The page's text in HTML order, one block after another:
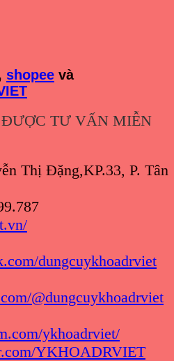
shopee và
TƯ VẤN MIỄN
Thị Đặng,KP.33, P. Tân
dungcuykhoadrviet
@dungcuykhoadrviet
ykhoadrviet/
YKHOADRVIET